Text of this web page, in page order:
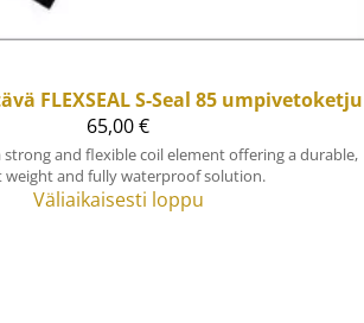
FLEXSEAL S-Seal 85 umpivetoketju
65,00 €
strong and flexible coil element offering a durable,
weight and fully waterproof solution.
Väliaikaisesti loppu